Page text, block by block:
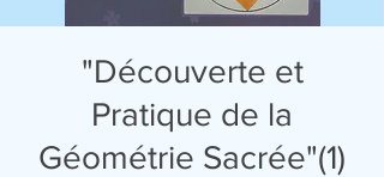
"Découverte et
Pratique de la
Géométrie Sacrée"(1)